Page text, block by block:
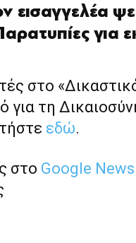
για
στο
για τη
εδώ.
στο Google News